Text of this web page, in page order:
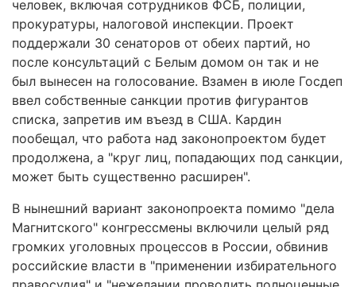
человек, включая сотрудников ФСБ, полиции,
прокуратуры, налоговой инспекции. Проект
поддержали 30 сенаторов от обеих партий, но
после консультаций с Белым домом он так и не
был вынесен на голосование. Взамен в июле Госдеп
ввел собственные санкции против фигурантов
списка, запретив им въезд в США. Кардин
пообещал, что работа над законопроектом будет
продолжена, а "круг лиц, попадающих под санкции,
может быть существенно расширен".
В нынешний вариант законопроекта помимо "дела
Магнитского" конгрессмены включили целый ряд
громких уголовных процессов в России, обвинив
российские власти в "применении избирательного